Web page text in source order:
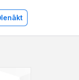
Ienākt